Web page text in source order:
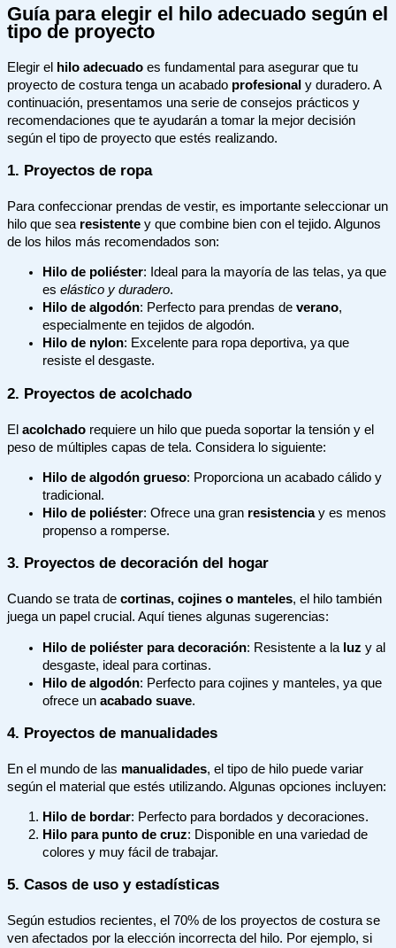
Guía para elegir el hilo adecuado según el
tipo de proyecto
Elegir el hilo adecuado es fundamental para asegurar que tu
proyecto de costura tenga un acabado profesional y duradero. A
continuación, presentamos una serie de consejos prácticos y
recomendaciones que te ayudarán a tomar la mejor decisión
según el tipo de proyecto que estés realizando.
1. Proyectos de ropa
Para confeccionar prendas de vestir, es importante seleccionar un
hilo que sea resistente y que combine bien con el tejido. Algunos
de los hilos más recomendados son:
Hilo de poliéster: Ideal para la mayoría de las telas, ya que
es elástico y duradero.
Hilo de algodón: Perfecto para prendas de verano,
especialmente en tejidos de algodón.
Hilo de nylon: Excelente para ropa deportiva, ya que
resiste el desgaste.
2. Proyectos de acolchado
El acolchado requiere un hilo que pueda soportar la tensión y el
peso de múltiples capas de tela. Considera lo siguiente:
Hilo de algodón grueso: Proporciona un acabado cálido y
tradicional.
Hilo de poliéster: Ofrece una gran resistenciay es menos
propenso a romperse.
3. Proyectos de decoración del hogar
Cuando se trata de cortinas, cojines o manteles, el hilo también
juega un papel crucial. Aquí tienes algunas sugerencias:
Hilo de poliéster para decoración: Resistente a la luz y al
desgaste, ideal para cortinas.
Hilo de algodón: Perfecto para cojines y manteles, ya que
ofrece un acabado suave.
4. Proyectos de manualidades
En el mundo de las manualidades, el tipo de hilo puede variar
según el material que estés utilizando. Algunas opciones incluyen:
Hilo de bordar: Perfecto para bordados y decoraciones.
Hilo para punto de cruz: Disponible en una variedad de
colores y muy fácil de trabajar.
5. Casos de uso y estadísticas
Según estudios recientes, el 70% de los proyectos de costura se
ven afectados por la elección incorrecta del hilo. Por ejemplo, si